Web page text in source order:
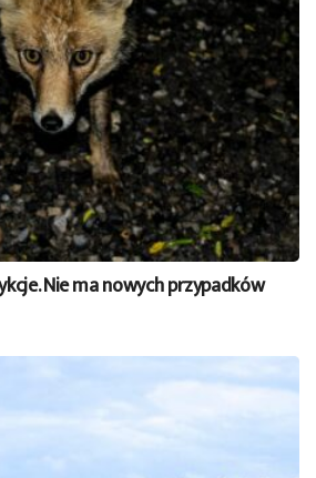
Nie ma nowych przypadków